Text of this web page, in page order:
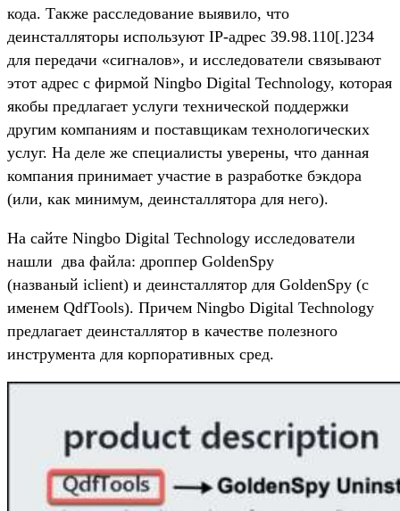
кода. Также расследование выявило, что
деинсталляторы используют IP-адрес 39.98.110[.]234
для передачи «сигналов», и исследователи связывают
этот адрес с фирмой Ningbo Digital Technology, которая
якобы предлагает услуги технической поддержки
другим компаниям и поставщикам технологических
услуг. На деле же специалисты уверены, что данная
компания принимает участие в разработке бэкдора
(или, как минимум, деинсталлятора для него).
На сайте Ningbo Digital Technology исследователи
нашли два файла: дроппер GoldenSpy
(названый iclient) и деинсталлятор для GoldenSpy (с
именем QdfTools). Причем Ningbo Digital Technology
предлагает деинсталлятор в качестве полезного
инструмента для корпоративных сред.